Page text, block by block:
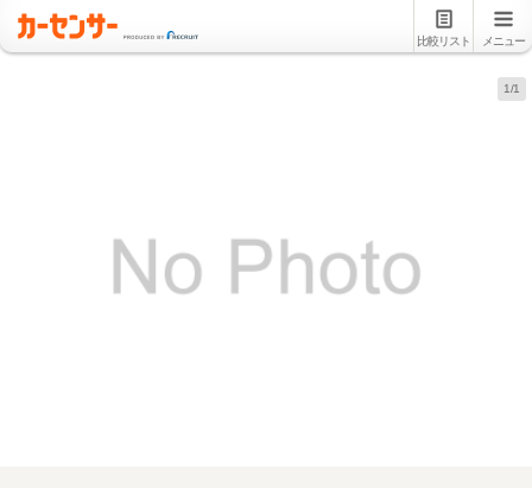
比較リスト メニュー
1/1